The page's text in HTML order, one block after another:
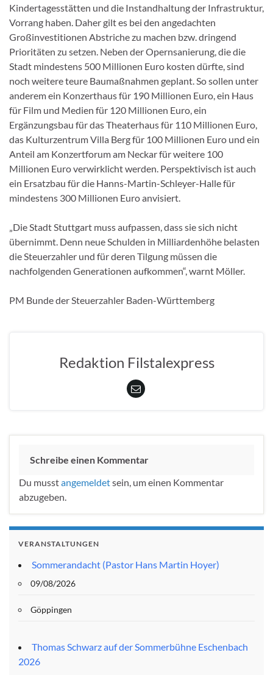
Kindertagesstätten und die Instandhaltung der Infrastruktur,
Vorrang haben. Daher gilt es bei den angedachten
Großinvestitionen Abstriche zu machen bzw. dringend
Prioritäten zu setzen. Neben der Opernsanierung, die die
Stadt mindestens 500 Millionen Euro kosten dürfte, sind
noch weitere teure Baumaßnahmen geplant. So sollen unter
anderem ein Konzerthaus für 190 Millionen Euro, ein Haus
für Film und Medien für 120 Millionen Euro, ein
Ergänzungsbau für das Theaterhaus für 110 Millionen Euro,
das Kulturzentrum Villa Berg für 100 Millionen Euro und ein
Anteil am Konzertforum am Neckar für weitere 100
Millionen Euro verwirklicht werden. Perspektivisch ist auch
ein Ersatzbau für die Hanns-Martin-Schleyer-Halle für
mindestens 300 Millionen Euro anvisiert.
„Die Stadt Stuttgart muss aufpassen, dass sie sich nicht
übernimmt. Denn neue Schulden in Milliardenhöhe belasten
die Steuerzahler und für deren Tilgung müssen die
nachfolgenden Generationen aufkommen“, warnt Möller.
PM Bunde der Steuerzahler Baden-Württemberg
Redaktion Filstalexpress
Schreibe einen Kommentar
Du musstangemeldetsein, um einen Kommentar
abzugeben.
VERANSTALTUNGEN
Sommerandacht (Pastor Hans Martin Hoyer)
09/08/2026
Göppingen
Thomas Schwarz auf der Sommerbühne Eschenbach
2026